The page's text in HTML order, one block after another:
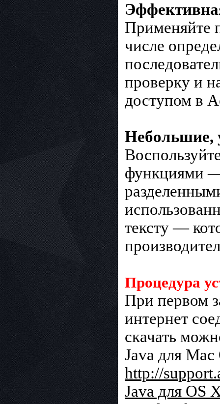
Применяйте
числе
проверку и
доступом в
Небольшие,
функциями —
тексту —
Процедура
При первом
интернет
скачать
Java для
http://
Java для OS